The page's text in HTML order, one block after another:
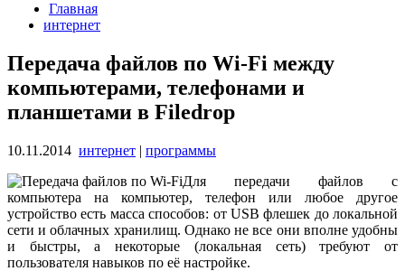
Главная
интернет
Передача файлов по Wi-Fi между
компьютерами, телефонами и
планшетами в Filedrop
10.11.2014 интернет | программы
Для передачи файлов с
компьютера на компьютер, телефон или любое другое
устройство есть масса способов: от USB флешек до локальной
сети и облачных хранилищ. Однако не все они вполне удобны
и быстры, а некоторые (локальная сеть) требуют от
пользователя навыков по её настройке.